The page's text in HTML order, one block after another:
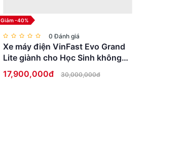
Giảm -40%
0 Đánh giá
Xe máy điện VinFast Evo Grand
Lite giành cho Học Sinh không
cần bằng lái
17,900,000đ 30,000,000đ